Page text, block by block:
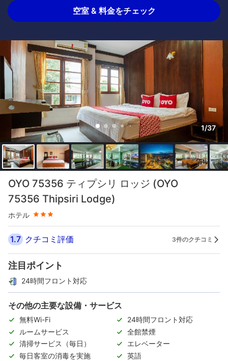
空室 & 料金をチェック
1/37
OYO 75356 ティプシリ ロッジ (OYO
75356 Thipsiri Lodge)
ホテル
星評価 3つ星
1.7 クチコミ評価 3件のクチコミ
注目ポイント
24時間フロント対応
その他の主要な設備・サービス
無料Wi-Fi
24時間フロント対応
ルームサービス
全館禁煙
清掃サービス（毎日）
エレベーター
毎日客室の消毒を実施
英語